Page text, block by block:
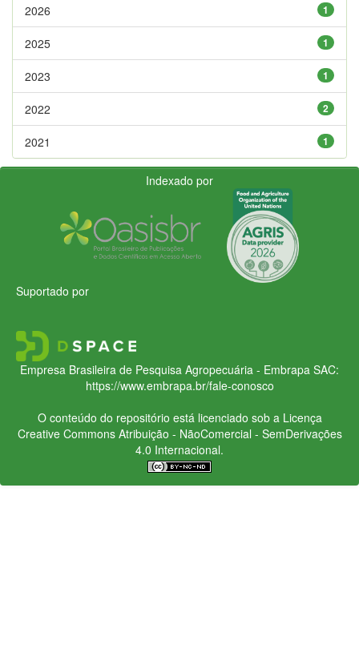
1
2026
1
2025
1
2023
2
2022
1
2021
Indexado por
Suportado por
Empresa Brasileira de Pesquisa Agropecuária - Embrapa SAC:
https://www.embrapa.br/fale-conosco
O conteúdo do repositório está licenciado sob a Licença
Creative CommonsAtribuição - NãoComercial - SemDerivações
4.0 Internacional.